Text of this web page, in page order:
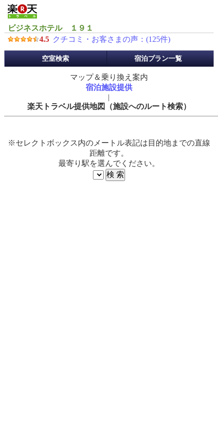
ビジネスホテル １９１
4.5 クチコミ・お客さまの声：(125件)
約
空室検索 宿泊プラン一覧
マップ＆乗り換え案内
宿泊施設提供
|
楽天トラベル提供地図（施設へのルート検索）
※セレクトボックス内のメートル表記は目的地までの直線
距離です。
最寄り駅を選んでください。